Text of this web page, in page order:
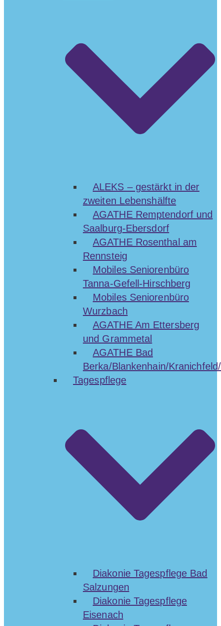
ALEKS – gestärkt in der
zweiten Lebenshälfte
AGATHE Remptendorf und
Saalburg-Ebersdorf
AGATHE Rosenthal am
Rennsteig
Mobiles Seniorenbüro
Tanna-Gefell-Hirschberg
Mobiles Seniorenbüro
Wurzbach
AGATHE Am Ettersberg
und Grammetal
AGATHE Bad
Berka/Blankenhain/
Tagespflege
Diakonie Tagespflege Bad
Salzungen
Diakonie Tagespflege
Eisenach